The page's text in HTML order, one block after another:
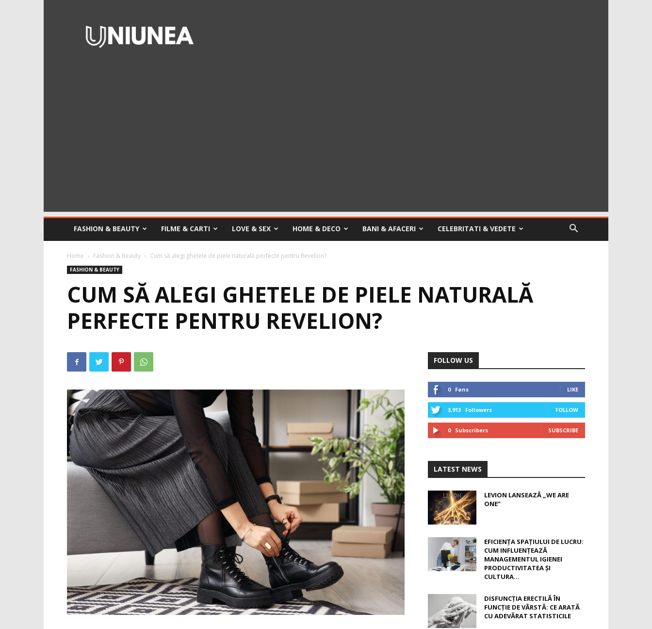
FASHION & BEAUTY FILME & CARTI LOVE & SEX HOME & DECO BANI & AFACERI CELEBRITATI & VEDETE
Home Fashion & Beauty Cum să alegi ghetele de piele naturală perfecte pentru Revelion?
FASHION & BEAUTY
CUM SĂ ALEGI GHETELE DE PIELE NATURALĂ
PERFECTE PENTRU REVELION?
FOLLOW US
0 Fans LIKE
3,913 Followers FOLLOW
0 Subscribers SUBSCRIBE
LATEST NEWS
LEVION LANSEAZĂ „WE ARE
ONE”
EFICIENȚA SPAȚIULUI DE LUCRU:
CUM INFLUENȚEAZĂ
MANAGEMENTUL IGIENEI
PRODUCTIVITATEA ȘI
CULTURA...
DISFUNCȚIA ERECTILĂ ÎN
FUNCȚIE DE VÂRSTĂ: CE ARATĂ
CU ADEVĂRAT STATISTICILE